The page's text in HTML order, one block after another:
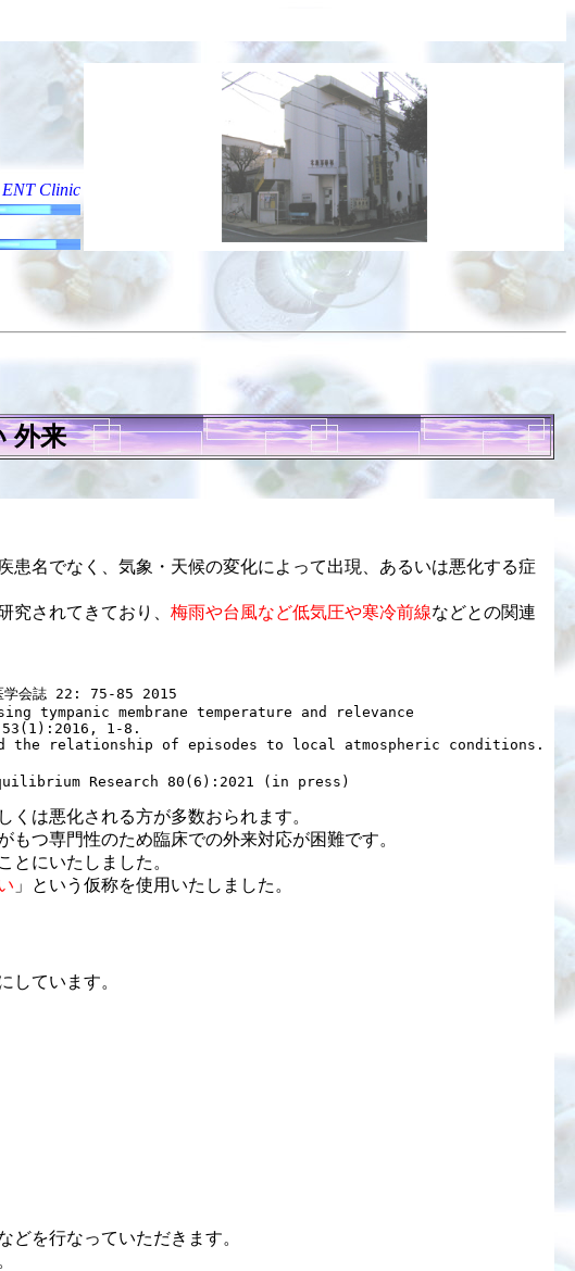
外来
名でなく、気象・天候の変化によって出現、あるいは悪化する症
究されてきており、 梅雨や台風など低気圧や寒冷前線などとの関連
医学会誌 22: 75-85 2015
membrane temperature and relevance
1-8.
the relationship of episodes to local atmospheric conditions.
－ Equilibrium Research 80(6):2021 (in press)
は悪化される方が多数おられます。
つ専門性のため臨床での外来対応が困難です。
とにいたしました。
」という仮称を使用いたしました。
ています。
を行なっていただきます。